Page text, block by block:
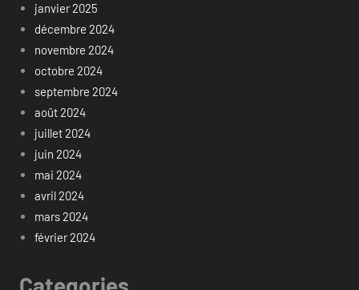
janvier 2025
décembre 2024
novembre 2024
octobre 2024
septembre 2024
août 2024
juillet 2024
juin 2024
mai 2024
avril 2024
mars 2024
février 2024